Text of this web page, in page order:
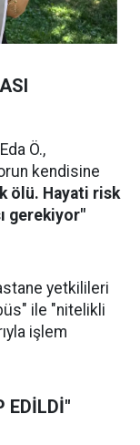
Ö.,
kendisine
ölü. Hayati risk
gerekiyor"
yetkilileri
ile "nitelikli
işlem
EDİLDİ"